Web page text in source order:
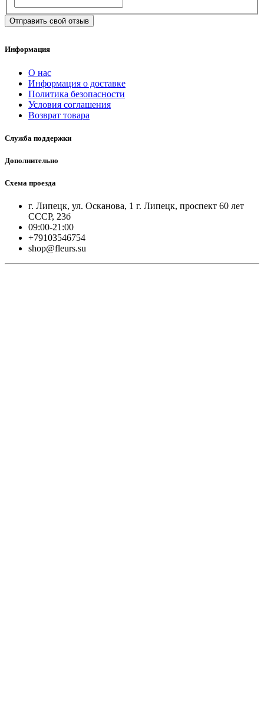
Отправить свой отзыв
Информация
О нас
Информация о доставке
Политика безопасности
Условия соглашения
Возврат товара
Служба поддержки
Дополнительно
Схема проезда
г. Липецк, ул. Осканова, 1 г. Липецк, проспект 60 лет
СССР, 23б
09:00-21:00
+79103546754
shop@fleurs.su